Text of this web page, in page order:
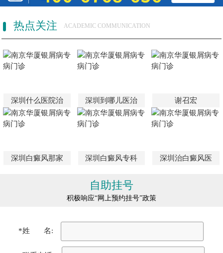
热点关注 ACADEMIC COMMUNICATION
深圳什么医院治 深圳到哪儿医治 谢召宏
深圳白癜风那家 深圳白癜风专科 深圳治白癜风医
自助挂号
积极响应“网上预约挂号”政策
*姓 名: